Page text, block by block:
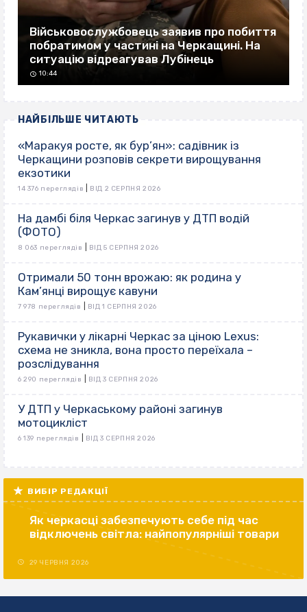
Військовослужбовець заявив про побиття
побратимом у частині на Черкащині. На
ситуацію відреагував Лубінець
10:44
НАЙБІЛЬШЕ ЧИТАЮТЬ
«Маракуя росте, як бур’ян»: садівник із
Черкащини розповів секрети вирощування
екзотики
14 376 переглядів ВІД 2 СЕРПНЯ 2026
На дамбі біля Черкас загинув у ДТП водій
(ФОТО)
8 063 переглядів ВІД 5 СЕРПНЯ 2026
Отримали 50 тонн врожаю: як родина у
Кам’янці вирощує кавуни
7 978 переглядів ВІД 1 СЕРПНЯ 2026
Рукавички у лікарні Черкас за ціною Lexus:
схема не зникла, вона просто переїхала –
розслідування
6 290 переглядів ВІД 3 СЕРПНЯ 2026
У ДТП у Черкаському районі загинув
мотоцикліст
6 139 переглядів ВІД 3 СЕРПНЯ 2026
ВИБІР РЕДАКЦІЇ
Як черкасці забезпечують себе під час
відключень світла: найпопулярніші товари
29 ЧЕРВНЯ 2026